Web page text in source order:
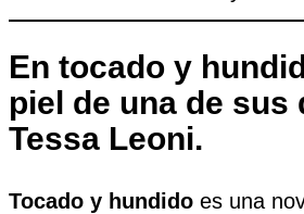
En tocado y
piel de una de
Tessa Leoni.
Tocado y hundido es una